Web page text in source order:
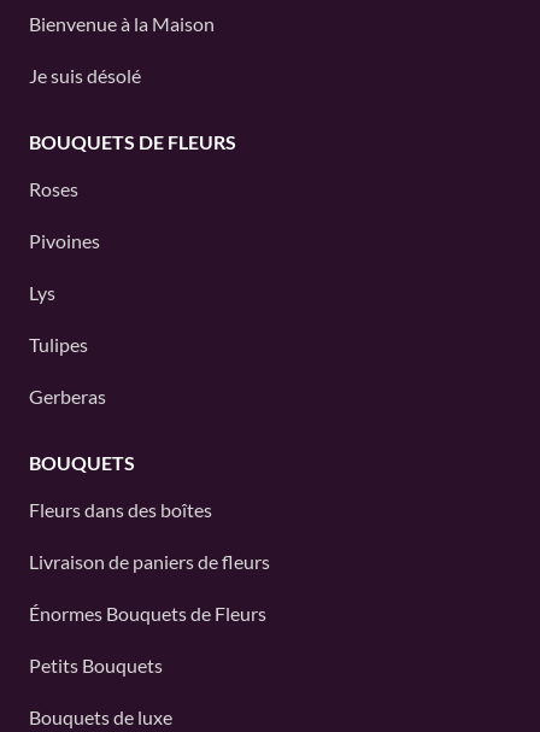
Bienvenue à la Maison
Je suis désolé
BOUQUETS DE FLEURS
Roses
Pivoines
Lys
Tulipes
Gerberas
BOUQUETS
Fleurs dans des boîtes
Livraison de paniers de fleurs
Énormes Bouquets de Fleurs
Petits Bouquets
Bouquets de luxe